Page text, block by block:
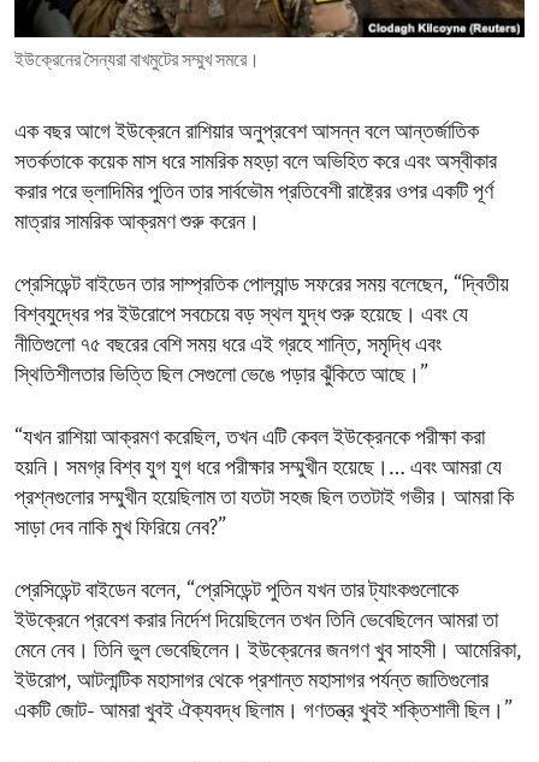
ENVIRONMENT AND HEALTH
IDEALS AND INSTITUTIONS
ইউক্রেনের সৈন্যরা বাখমুটের সম্মুখ সমরে।
এক বছর আগে ইউক্রেনে রাশিয়ার অনুপ্রবেশ আসন্ন বলে আন্তর্জাতিক
সতর্কতাকে কয়েক মাস ধরে সামরিক মহড়া বলে অভিহিত করে এবং অস্বীকার
করার পরে ভ্লাদিমির পুতিন তার সার্বভৌম প্রতিবেশী রাষ্ট্রের ওপর একটি পূর্ণ
মাত্রার সামরিক আক্রমণ শুরু করেন।
প্রেসিডেন্ট বাইডেন তার সাম্প্রতিক পোল্যান্ড সফরের সময় বলেছেন, “দ্বিতীয়
বিশ্বযুদ্ধের পর ইউরোপে সবচেয়ে বড় স্থল যুদ্ধ শুরু হয়েছে। এবং যে
নীতিগুলো ৭৫ বছরের বেশি সময় ধরে এই গ্রহে শান্তি, সমৃদ্ধি এবং
স্থিতিশীলতার ভিত্তি ছিল সেগুলো ভেঙে পড়ার ঝুঁকিতে আছে।”
“যখন রাশিয়া আক্রমণ করেছিল, তখন এটি কেবল ইউক্রেনকে পরীক্ষা করা
হয়নি। সমগ্র বিশ্ব যুগ যুগ ধরে পরীক্ষার সম্মুখীন হয়েছে।… এবং আমরা যে
প্রশ্নগুলোর সম্মুখীন হয়েছিলাম তা যতটা সহজ ছিল ততটাই গভীর। আমরা কি
সাড়া দেব নাকি মুখ ফিরিয়ে নেব?”
প্রেসিডেন্ট বাইডেন বলেন, “প্রেসিডেন্ট পুতিন যখন তার ট্যাংকগুলোকে
ইউক্রেনে প্রবেশ করার নির্দেশ দিয়েছিলেন তখন তিনি ভেবেছিলেন আমরা তা
মেনে নেব। তিনি ভুল ভেবেছিলেন। ইউক্রেনের জনগণ খুব সাহসী। আমেরিকা,
ইউরোপ, আটলান্টিক মহাসাগর থেকে প্রশান্ত মহাসাগর পর্যন্ত জাতিগুলোর
একটি জোট- আমরা খুবই ঐক্যবদ্ধ ছিলাম। গণতন্ত্র খুবই শক্তিশালী ছিল।”